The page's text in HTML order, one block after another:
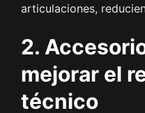
articulaciones,
2.
mejorar el
técnico